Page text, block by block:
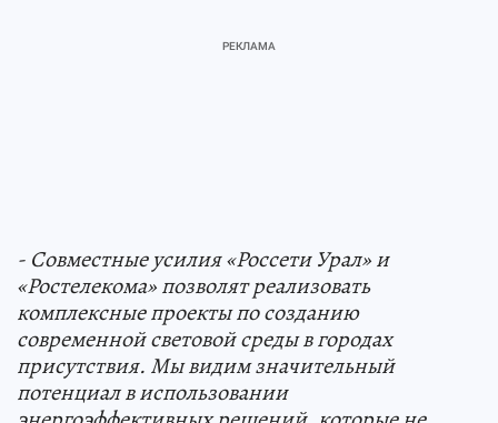
- Совместные усилия «Россети Урал» и
«Ростелекома» позволят реализовать
комплексные проекты по созданию
современной световой среды в городах
присутствия. Мы видим значительный
потенциал в использовании